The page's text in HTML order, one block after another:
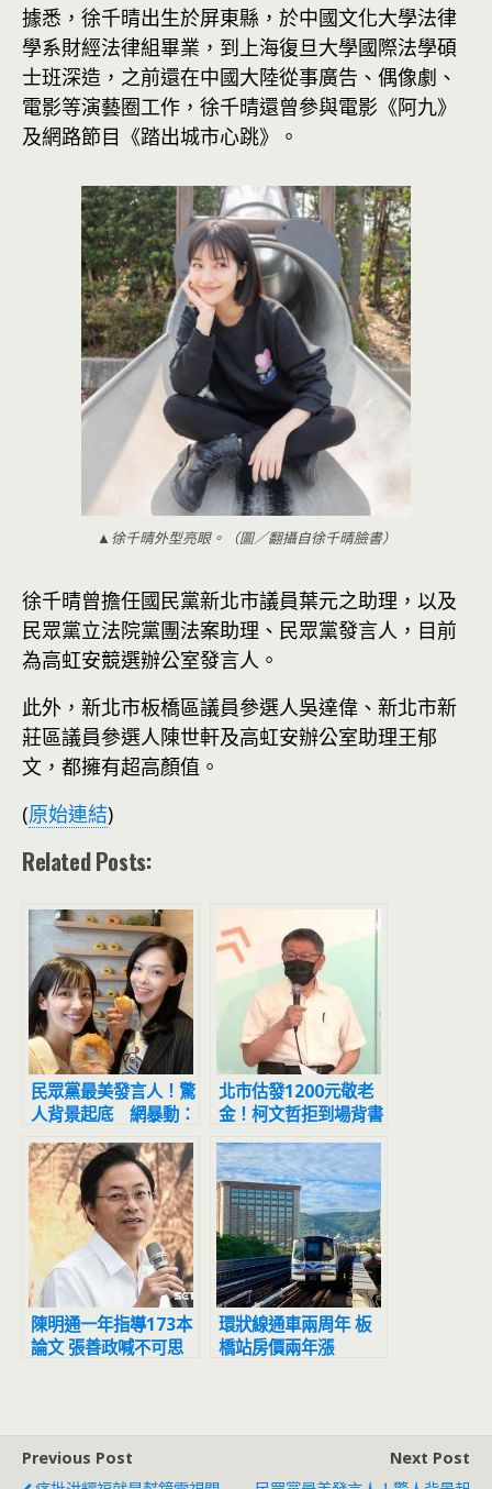
據悉，徐千晴出生於屏東縣，於中國文化大學法律
學系財經法律組畢業，到上海復旦大學國際法學碩
士班深造，之前還在中國大陸從事廣告、偶像劇、
電影等演藝圈工作，徐千晴還曾參與電影《阿九》
及網路節目《踏出城市心跳》。
▲徐千晴外型亮眼。（圖／翻攝自徐千晴臉書）
徐千晴曾擔任國民黨新北市議員葉元之助理，以及
民眾黨立法院黨團法案助理、民眾黨發言人，目前
為高虹安競選辦公室發言人。
此外，新北市板橋區議員參選人吳達偉、新北市新
莊區議員參選人陳世軒及高虹安辦公室助理王郁
文，都擁有超高顏值。
(原始連結)
Related Posts:
民眾黨最美發言人！驚
人背景起底 網暴動：
可以出道了
北市估發1200元敬老
金！柯文哲拒到場背書
黃珊珊代打
陳明通一年指導173本
論文 張善政喊不可思
環狀線通車兩周年 板
橋站房價兩年漲
Previous Post
Next Post